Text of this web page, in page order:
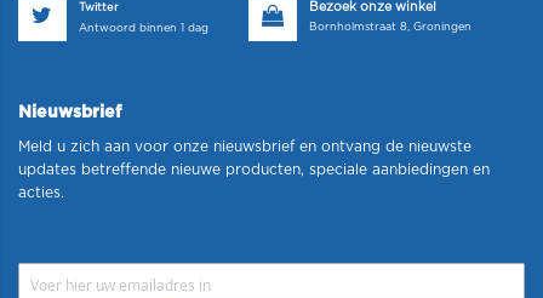
Twitter
Antwoord binnen 1 dag
Bezoek onze winkel
Bornholmstraat 8, Groningen
Nieuwsbrief
Meld u zich aan voor onze nieuwsbrief en ontvang de nieuwste
updates betreffende nieuwe producten, speciale aanbiedingen en
acties.